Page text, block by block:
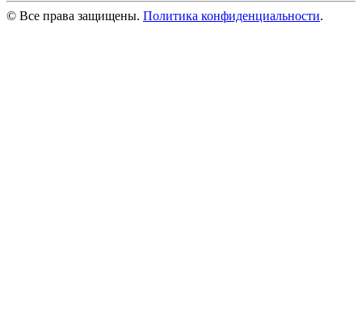
© Все права защищены. Политика конфиденциальности.